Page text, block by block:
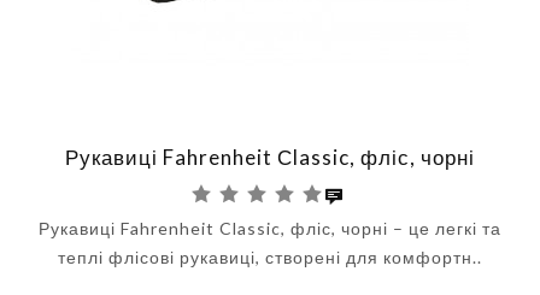
Рукавиці Fahrenheit Сlassic, фліс, чорні
Рукавиці Fahrenheit Classic, фліс, чорні – це легкі та
теплі флісові рукавиці, створені для комфортн..